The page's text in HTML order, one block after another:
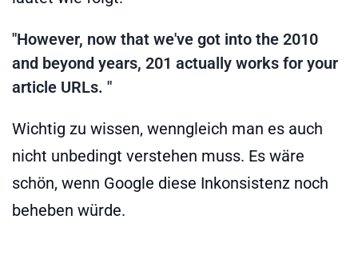
"However, now that we've got into the 2010
and beyond years, 201 actually works for your
article URLs. "
Wichtig zu wissen, wenngleich man es auch
nicht unbedingt verstehen muss. Es wäre
schön, wenn Google diese Inkonsistenz noch
beheben würde.